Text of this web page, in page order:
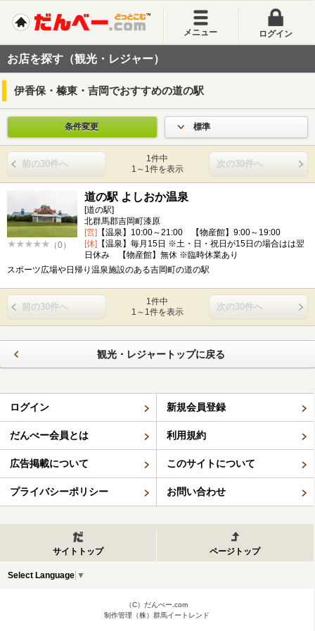
メニュー ログイン
お店を探す（観光・レジャー）
伊香保・榛東・吉岡でおすすめの道の駅
条件変更 標準
前の30件へ
1件中
1～1件を表示
次の30件へ
（0）
道の駅 よしおか温泉
[道の駅]
北群馬郡吉岡町漆原
[営] 【温泉】10:00～21:00 【物産館】9:00～19:00
[休] 【温泉】毎月15日 ※土・日・祝日が15日の場合はは翌
日休み 【物産館】無休 ※臨時休業あり
スポーツ広場や日帰り温泉施設のある吉岡町の道の駅
前の30件へ
1件中
1～1件を表示
次の30件へ
観光・レジャートップに戻る
ログイン 新規会員登録
だんべー会員とは 利用規約
広告掲載について このサイトについて
プライバシーポリシー お問い合わせ
サイトトップ ページトップ
Select Language ▼
（C）だんべー.com
制作管理（株）群馬イートレンド